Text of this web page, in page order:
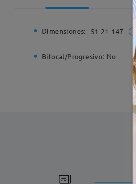
Dimensiones: 51-21-147
Bifocal/Progresivo: No